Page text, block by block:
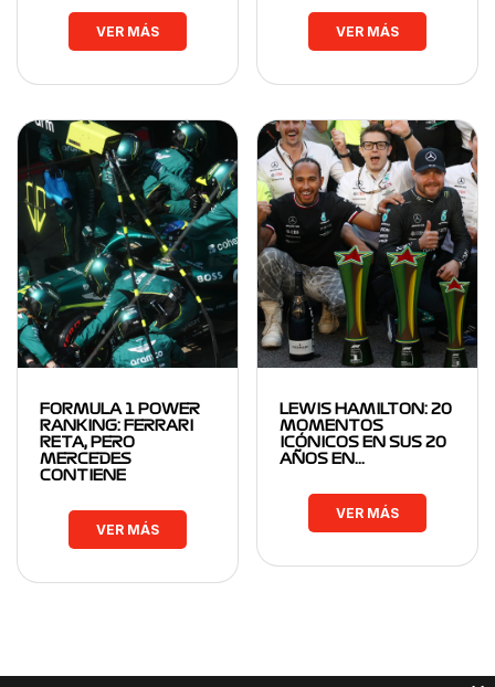
VER MÁS VER MÁS
FORMULA 1 POWER
RANKING: FERRARI
RETA, PERO
MERCEDES
CONTIENE
VER MÁS
LEWIS HAMILTON: 20
MOMENTOS
ICÓNICOS EN SUS 20
AÑOS EN…
VER MÁS